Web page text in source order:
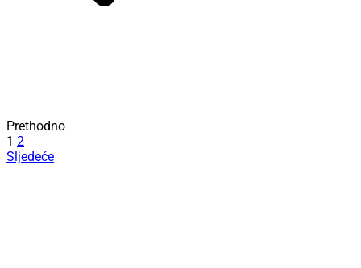
Prethodno
1 2
Sljedeće